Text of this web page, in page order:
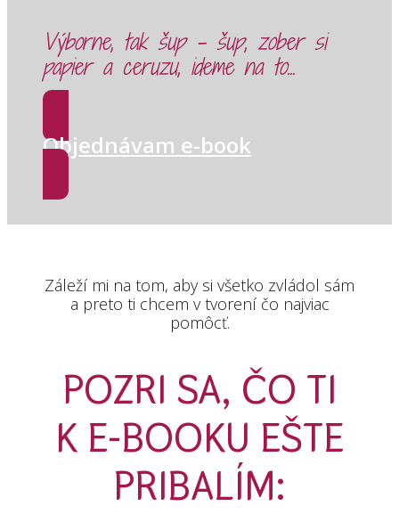
Výborne, tak šup - šup, zober si
papier a ceruzu, ideme na to...
Objednávam e-book
Záleží mi na tom, aby si všetko zvládol sám
a preto ti chcem v tvorení čo najviac
pomôcť.
POZRI SA, ČO TI
K E-BOOKU EŠTE
PRIBALÍM: